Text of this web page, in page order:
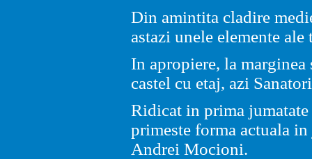
Din amintita cladire
astazi unele elemente ale
In apropiere, la
castel cu etaj, azi
Ridicat in prima
primeste forma actuala
Andrei Mocioni.